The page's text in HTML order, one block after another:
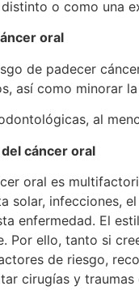
o como una
oral
de padecer
así como minorar
al
cáncer oral
oral es
solar, infecciones,
enfermedad. El
Por ello, tanto si
de riesgo,
cirugías y